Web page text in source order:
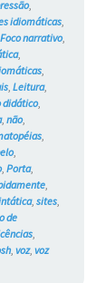
,
idiomáticas,
Foco narrativo,
,
,
, Leitura,
didático,
, não,
,
,
, Porta,
,
, sites,
de
,
, voz, voz